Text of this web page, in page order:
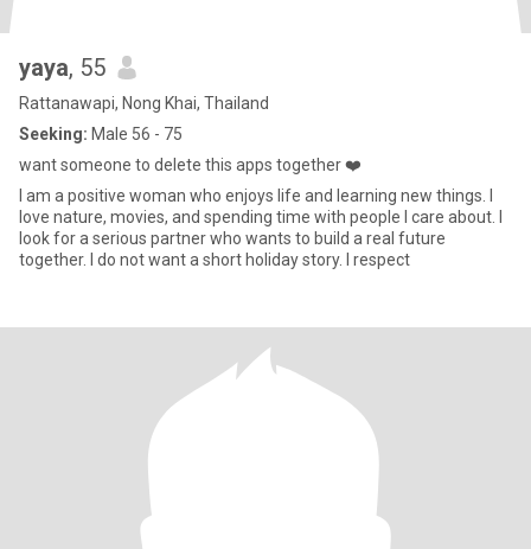
yaya, 55
Rattanawapi, Nong Khai, Thailand
Seeking: Male 56 - 75
want someone to delete this apps together ❤️
I am a positive woman who enjoys life and learning new things. I
love nature, movies, and spending time with people I care about. I
look for a serious partner who wants to build a real future
together. I do not want a short holiday story. I respect